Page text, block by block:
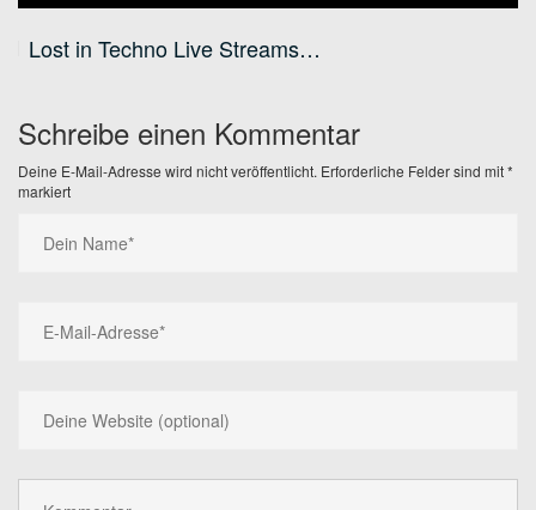
Lost in Techno Live Streams…
Schreibe einen Kommentar
Deine E-Mail-Adresse wird nicht veröffentlicht. Erforderliche Felder sind mit*
markiert